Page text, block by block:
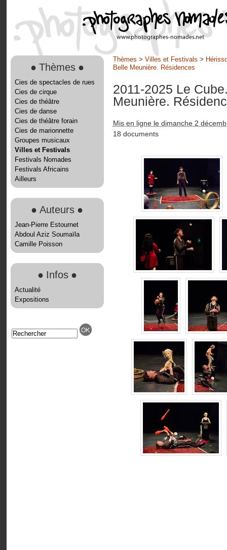
● Thèmes ●
Cies de spectacles de rues
Cies de cirque
Cies de théâtre
Cies de danse
Cies de théâtre forain
Cies de marionnette
Groupes musicaux
Villes et Festivals
Festivals Nomades
Festivals Africains
Ailleurs
● Auteurs ●
Jean-Pierre Estournet
Abdoul Aziz Soumaïla
Camille Poisson
● Infos ●
Actualité
Expositions
Thèmes > Villes et Festivals >
Belle Meunière. Résidences
2011-2025 Le
Meunière.
Mis en ligne le dimanche 2
18 documents